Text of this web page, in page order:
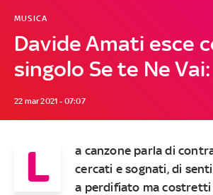
Davide Amati esce
singolo Se te Ne
MUSICA
22 mar 2021 - 07:07
L
a canzone parla di
cercati e sognati, di
a perdifiato ma costretti